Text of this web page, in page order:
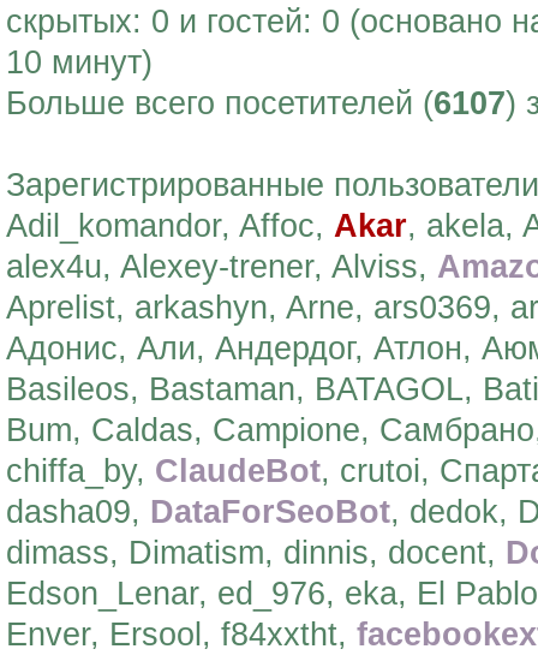
скрытых: 0 и гостей: 0 (основано
10 минут)
Больше всего посетителей (6107)
Зарегистрированные
Adil_komandor, Affoc, Akar, akela,
alex4u, Alexey-trener, Alviss,
Aprelist, arkashyn, Arne, ars0369,
Адонис, Али, Андердог, Атлон,
Basileos, Bastaman, BATAGOL,
Bum, Caldas, Campione,
chiffa_by, ClaudeBot, crutoi,
dasha09, DataForSeoBot, dedok,
dimass, Dimatism, dinnis, docent,
Edson_Lenar, ed_976, eka, El
Enver, Ersool, f84xxtht,